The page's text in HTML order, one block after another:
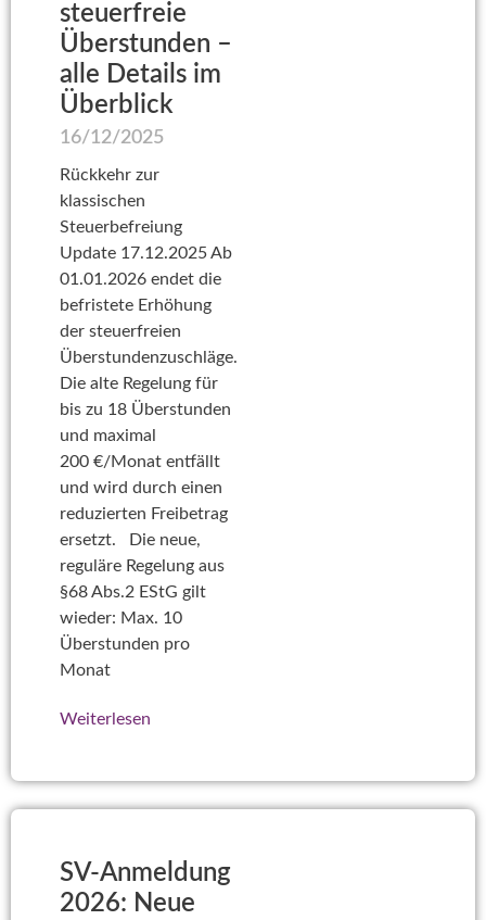
steuerfreie
Überstunden –
alle Details im
Überblick
16/12/2025
Rückkehr zur
klassischen
Steuerbefreiung
Update 17.12.2025 Ab
01.01.2026 endet die
befristete Erhöhung
der steuerfreien
Überstundenzuschläge.
Die alte Regelung für
bis zu 18 Überstunden
und maximal
200 €/Monat entfällt
und wird durch einen
reduzierten Freibetrag
ersetzt. Die neue,
reguläre Regelung aus
§68 Abs.2 EStG gilt
wieder: Max. 10
Überstunden pro
Monat
Weiterlesen
SV-Anmeldung
2026: Neue